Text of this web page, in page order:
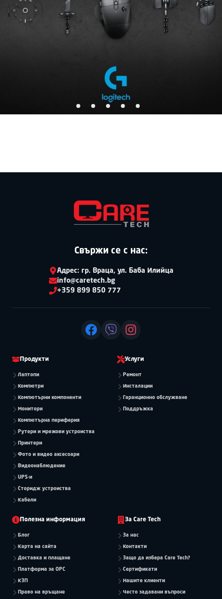
Свържи се с нас:
Адрес: гр. Враца, ул. Баба Илийца
info@caretech.bg
+359 899 850 777
Продукти
Лаптопи
Компютри
Компютърни компоненти
Монитори
Компютърна периферия
Рутери и мрежови устроиства
Принтери
Фото и видео аксесоари
Видеонаблюдение
UPS-и
Сторидж устроиства
Кабели
Услуги
Ремонт
Инсталации
Гаранционно обслужване
Поддръжка
Полезна информация
Блог
Карта на сайта
Доставка и плащане
Платформа за OPC
КЗП
Право на връщане
За Care Tech
За нас
Контакти
Защо да избера Care Tech?
Сертификати
Нашите клиенти
Често задавани въпроси